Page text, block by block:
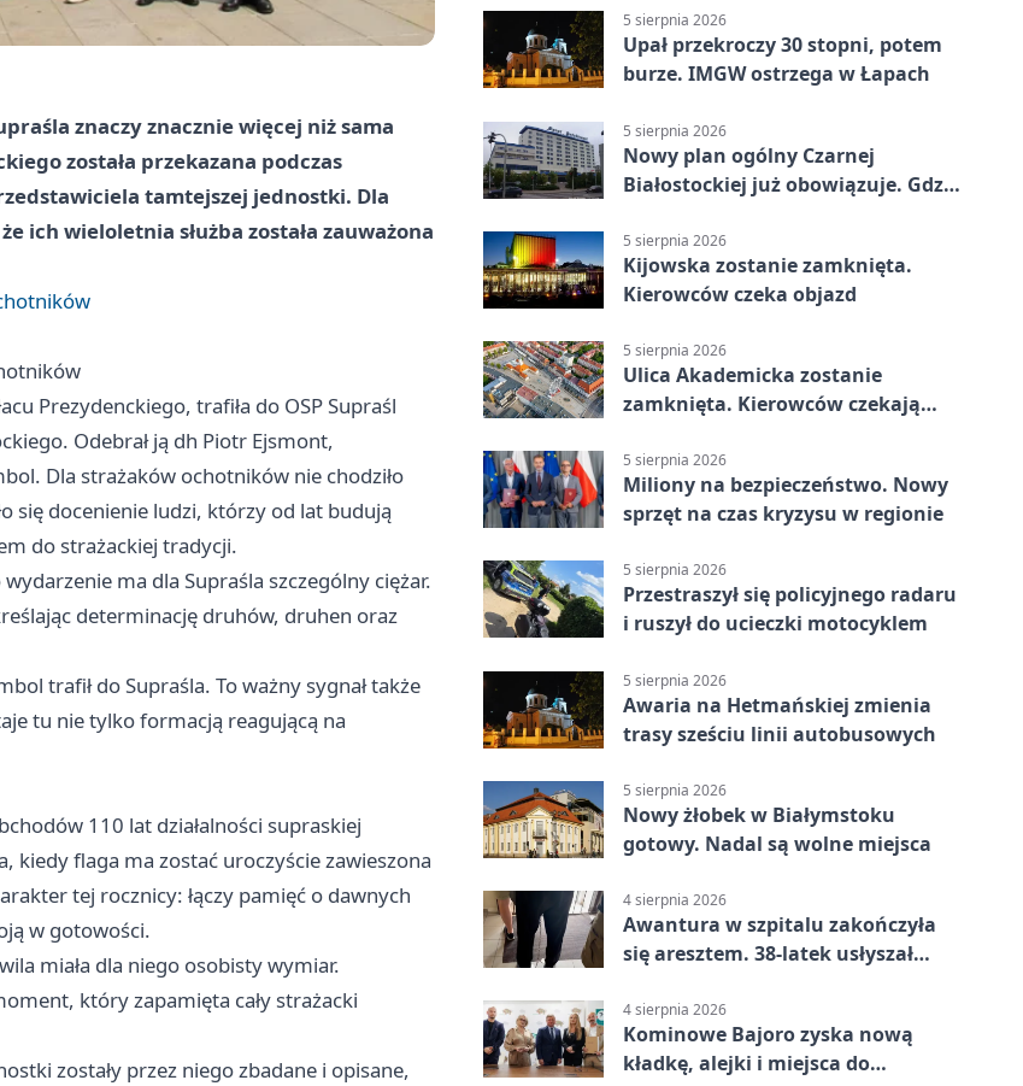
znaczy znacznie więcej niż sama
została przekazana podczas
tamtejszej jednostki. Dla
ich wieloletnia służba została zauważona
Prezydenckiego, trafiła do OSP Supraśl
Odebrał ją dh Piotr Ejsmont,
Dla strażaków ochotników nie chodziło
się docenienie ludzi, którzy od lat budują
do strażackiej tradycji.
ma dla Supraśla szczególny ciężar.
determinację druhów, druhen oraz
trafił do Supraśla. To ważny sygnał także
tu nie tylko formacją reagującą na
110 lat działalności supraskiej
flaga ma zostać uroczyście zawieszona
tej rocznicy: łączy pamięć o dawnych
w gotowości.
miała dla niego osobisty wymiar.
który zapamięta cały strażacki
zostały przez niego zbadane i opisane,
5 sierpnia 2026
Upał przekroczy 30 stopni, potem
burze. IMGW ostrzega w Łapach
5 sierpnia 2026
Nowy plan ogólny Czarnej
Białostockiej już obowiązuje. Gdzie
5 sierpnia 2026
Kijowska zostanie zamknięta.
Kierowców czeka objazd
5 sierpnia 2026
Ulica Akademicka zostanie
zamknięta. Kierowców czekają
5 sierpnia 2026
Miliony na bezpieczeństwo. Nowy
sprzęt na czas kryzysu w regionie
5 sierpnia 2026
Przestraszył się policyjnego radaru
i ruszył do ucieczki motocyklem
5 sierpnia 2026
Awaria na Hetmańskiej zmienia
trasy sześciu linii autobusowych
5 sierpnia 2026
Nowy żłobek w Białymstoku
gotowy. Nadal są wolne miejsca
4 sierpnia 2026
Awantura w szpitalu zakończyła
się aresztem. 38-latek usłyszał
4 sierpnia 2026
Kominowe Bajoro zyska nową
kładkę, alejki i miejsca do